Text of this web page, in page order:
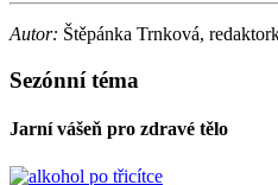
Autor: Štěpánka Trnková,
Sezónní téma
Jarní vášeň pro zdravé tělo